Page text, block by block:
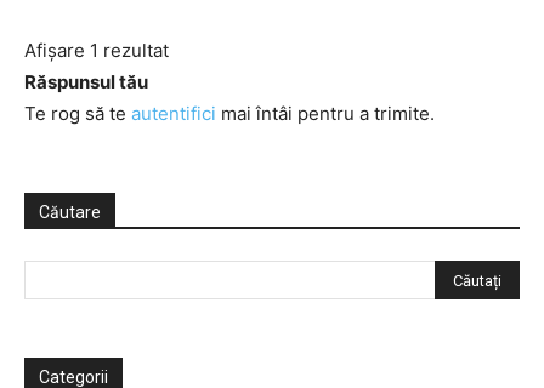
Afișare 1 rezultat
Răspunsul tău
Te rog să te autentifici mai întâi pentru a trimite.
Căutare
Categorii